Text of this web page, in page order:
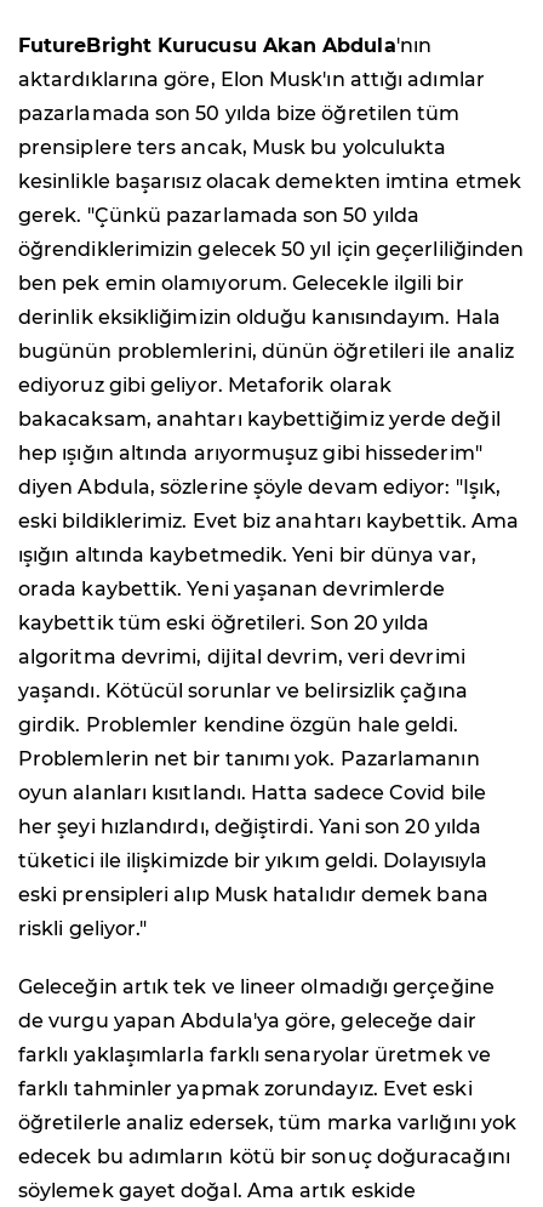
FutureBright Kurucusu Akan Abdula'nın
aktardıklarına göre, Elon Musk'ın attığı adımlar
pazarlamada son 50 yılda bize öğretilen tüm
prensiplere ters ancak, Musk bu yolculukta
kesinlikle başarısız olacak demekten imtina etmek
gerek. "Çünkü pazarlamada son 50 yılda
öğrendiklerimizin gelecek 50 yıl için geçerliliğinden
ben pek emin olamıyorum. Gelecekle ilgili bir
derinlik eksikliğimizin olduğu kanısındayım. Hala
bugünün problemlerini, dünün öğretileri ile analiz
ediyoruz gibi geliyor. Metaforik olarak
bakacaksam, anahtarı kaybettiğimiz yerde değil
hep ışığın altında arıyormuşuz gibi hissederim"
diyen Abdula, sözlerine şöyle devam ediyor: "Işık,
eski bildiklerimiz. Evet biz anahtarı kaybettik. Ama
ışığın altında kaybetmedik. Yeni bir dünya var,
orada kaybettik. Yeni yaşanan devrimlerde
kaybettik tüm eski öğretileri. Son 20 yılda
algoritma devrimi, dijital devrim, veri devrimi
yaşandı. Kötücül sorunlar ve belirsizlik çağına
girdik. Problemler kendine özgün hale geldi.
Problemlerin net bir tanımı yok. Pazarlamanın
oyun alanları kısıtlandı. Hatta sadece Covid bile
her şeyi hızlandırdı, değiştirdi. Yani son 20 yılda
tüketici ile ilişkimizde bir yıkım geldi. Dolayısıyla
eski prensipleri alıp Musk hatalıdır demek bana
riskli geliyor."
Geleceğin artık tek ve lineer olmadığı gerçeğine
de vurgu yapan Abdula'ya göre, geleceğe dair
farklı yaklaşımlarla farklı senaryolar üretmek ve
farklı tahminler yapmak zorundayız. Evet eski
öğretilerle analiz edersek, tüm marka varlığını yok
edecek bu adımların kötü bir sonuç doğuracağını
söylemek gayet doğal. Ama artık eskide